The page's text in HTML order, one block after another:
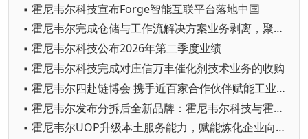
▪ 霍尼韦尔科技宣布Forge智能互联平台落地中国
▪ 霍尼韦尔完成仓储与工作流解决方案业务剥离，聚焦纯自动化战略
▪ 霍尼韦尔科技公布2026年第二季度业绩
▪ 霍尼韦尔科技完成对庄信万丰催化剂技术业务的收购
▪ 霍尼韦尔四赴链博会 携手近百家合作伙伴赋能工业自主化
▪ 霍尼韦尔发布分拆后全新品牌：霍尼韦尔科技与霍尼韦尔航空航天
▪ 霍尼韦尔UOP升级本土服务能力，赋能炼化企业向价值驱动转型